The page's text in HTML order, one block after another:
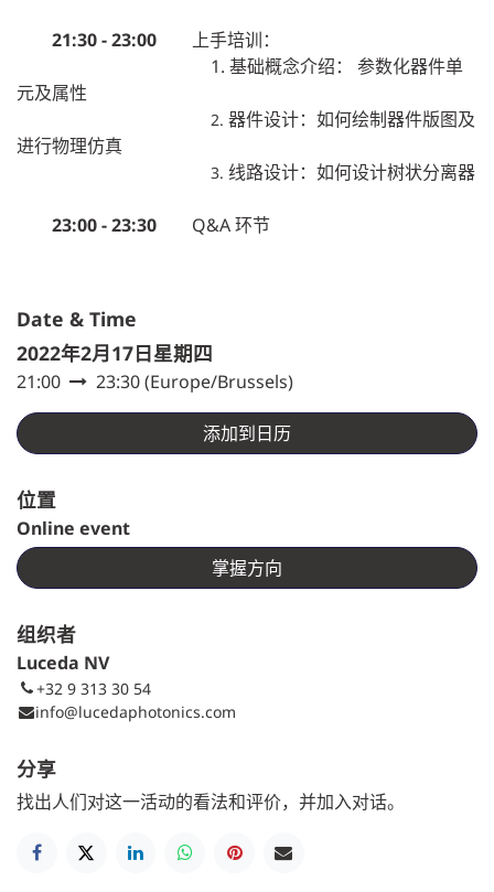
21:30 - 23:00 上手培训：
1. 基础概念介绍： 参数化器件单
元及属性
2. 器件设计：如何绘制器件版图及
进行物理仿真
3. 线路设计：如何设计树状分离器
23:00 - 23:30 Q&A 环节
Date & Time
2022年2月17日星期四
21:00 23:30(Europe/Brussels)
添加到日历
位置
Online event
掌握方向
组织者
Luceda NV
+32 9 313 30 54
info@lucedaphotonics.com
分享
找出人们对这一活动的看法和评价，并加入对话。